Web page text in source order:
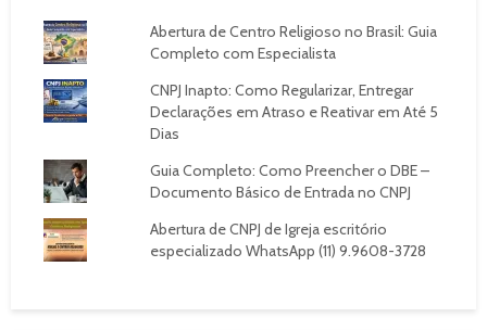
Abertura de Centro Religioso no Brasil: Guia
Completo com Especialista
CNPJ Inapto: Como Regularizar, Entregar
Declarações em Atraso e Reativar em Até 5
Dias
Guia Completo: Como Preencher o DBE –
Documento Básico de Entrada no CNPJ
Abertura de CNPJ de Igreja escritório
especializado WhatsApp (11) 9.9608-3728